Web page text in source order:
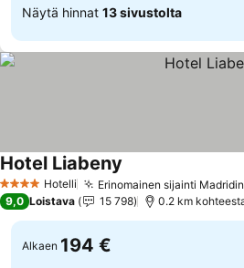
Näytä hinnat 13 sivustolta
4 Tähtiluokitus
Hotelli Erinomainen sijainti
Hotel Liabeny
9,0 Loistava 15 798 0.2 km
Alkaen 194 €